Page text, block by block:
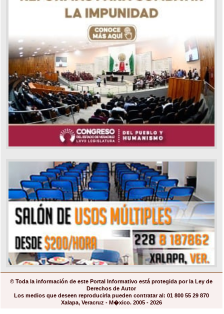
© Toda la información de este Portal Informativo está protegida por la Ley de
Derechos de Autor
Los medios que deseen reproducirla pueden contratar al: 01 800 55 29 870
Xalapa, Veracruz - M�xico. 2005 - 2026